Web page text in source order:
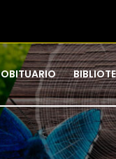
OBITUARIO